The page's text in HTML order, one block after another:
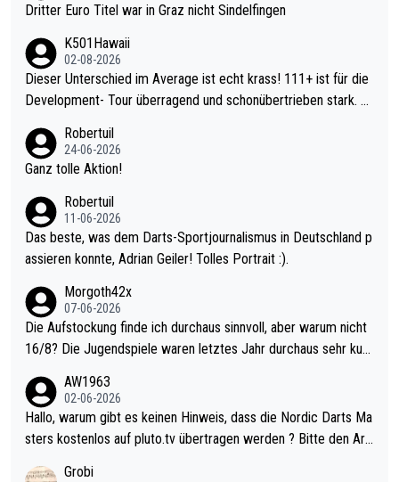
Dritter Euro Titel war in Graz nicht Sindelfingen
K501Hawaii
02-08-2026
Dieser Unterschied im Average ist echt krass! 111+ ist für die
Development- Tour überragend und schonübertrieben stark. U
mal 40+ erst recht. Da gewinnst keinen Blumentopf - ist ja noc
h krasser wie ein Pokalspiel eines Kreisligisten vs einem Bund
Robertuil
24-06-2026
Ganz tolle Aktion!
Robertuil
11-06-2026
Das beste, was dem Darts-Sportjournalismus in Deutschland p
assieren konnte, Adrian Geiler! Tolles Portrait :).
Morgoth42x
07-06-2026
Die Aufstockung finde ich durchaus sinnvoll, aber warum nicht
16/8? Die Jugendspiele waren letztes Jahr durchaus sehr kurz
Allerdings ist Mitchell Lawrie als Nummer 1 der Welt eh qualifi
ziert. Somit ändert die automatische Qualifikation des Weltmei
sters erstmal nichts. Ich denke sie wollen damit für nächstes J
ohl wenig WDF Turniere spielen. Dies war bei Archie Self letzt
AW1963
02-06-2026
Hallo, warum gibt es keinen Hinweis, dass die Nordic Darts Ma
sters kostenlos auf pluto.tv übertragen werden ? Bitte den Arti
Grobi